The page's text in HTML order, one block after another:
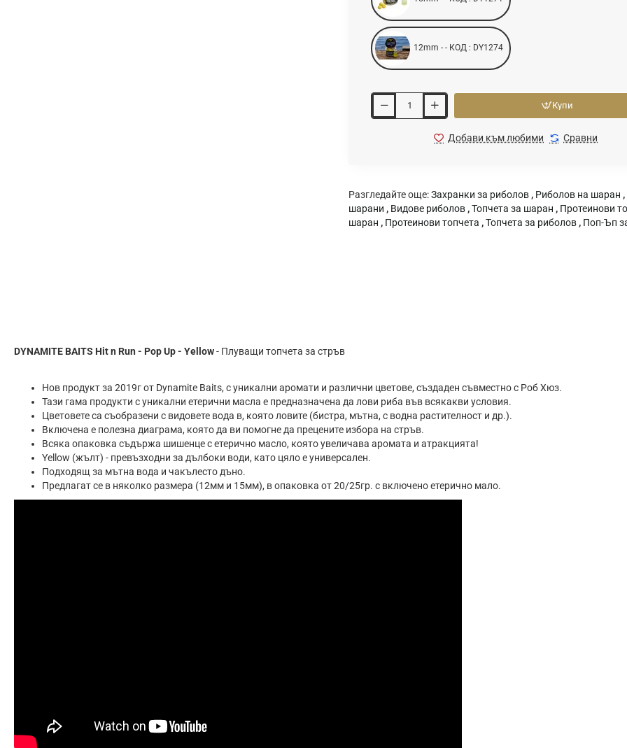
12mm - - КОД : DY1274
Купи
Добави към любими Сравни
Разгледайте още:Захранки за риболов , Риболов на шаран ,
шарани , Видове риболов ,Топчета за шаран , Протеинови
шаран , Протеинови топчета ,Топчета за риболов , Поп-Ъп
DYNAMITE BAITS Hit n Run - Pop Up - Yellow- Плуващи топчета за стръв
Нов продукт за 2019г от Dynamite Baits, с уникални аромати и различни цветове, създаден съвместно с Роб Хюз.
Тази гама продукти с уникални етерични масла е предназначена да лови риба във всякакви условия.
Цветовете са съобразени с видовете вода в, която ловите (бистра, мътна, с водна растителност и др.).
Включена е полезна диаграма, която да ви помогне да прецените избора на стръв.
Всяка опаковка съдържа шишенце с етерично масло, която увеличава аромата и атракцията!
Yellow (жълт) - превъзходни за дълбоки води, като цяло е универсален.
Подходящ за мътна вода и чакълесто дъно.
Предлагат се в няколко размера (12мм и 15мм), в опаковка от 20/25гр. с включено етерично мало.